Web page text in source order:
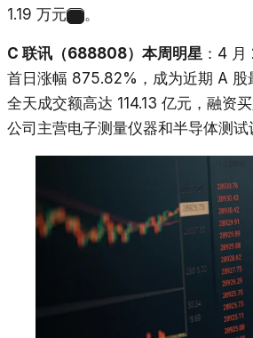
1.19 万元
。
C 联讯（688808）本周明星 ：4 月
首日涨幅 875.82%，成为近期 A 股
全天成交额高达 114.13 亿元，融资
公司主营电子测量仪器和半导体测试